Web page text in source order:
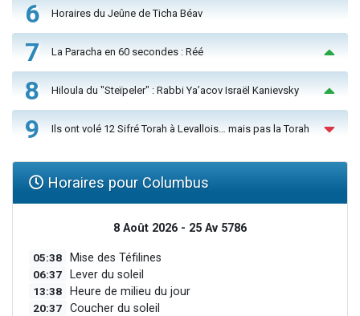
6 Horaires du Jeûne de Ticha Béav
7 La Paracha en 60 secondes : Réé
8 Hiloula du "Steïpeler" : Rabbi Ya’acov Israël Kanievsky
9 Ils ont volé 12 Sifré Torah à Levallois… mais pas la Torah
Horaires pour Columbus
8 Août 2026 - 25 Av 5786
05:38 Mise des Téfilines
06:37 Lever du soleil
13:38 Heure de milieu du jour
20:37 Coucher du soleil